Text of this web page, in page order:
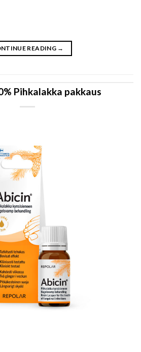
READING →
Pihkalakka pakkaus